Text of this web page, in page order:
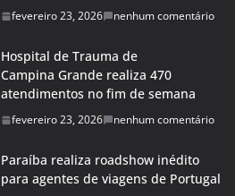
fevereiro 23, 2026 nenhum comentário
Hospital de Trauma de
Campina Grande realiza 470
atendimentos no fim de semana
fevereiro 23, 2026 nenhum comentário
Paraíba realiza roadshow inédito
para agentes de viagens de Portugal